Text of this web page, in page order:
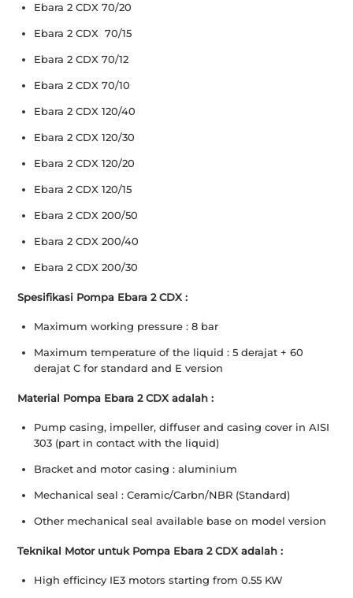
Ebara 2 CDX 70/20
Ebara 2 CDX 70/15
Ebara 2 CDX 70/12
Ebara 2 CDX 70/10
Ebara 2 CDX 120/40
Ebara 2 CDX 120/30
Ebara 2 CDX 120/20
Ebara 2 CDX 120/15
Ebara 2 CDX 200/50
Ebara 2 CDX 200/40
Ebara 2 CDX 200/30
Spesifikasi Pompa Ebara 2 CDX :
Maximum working pressure : 8 bar
Maximum temperature of the liquid : 5 derajat + 60
derajat C for standard and E version
Material Pompa Ebara 2 CDX adalah :
Pump casing, impeller, diffuser and casing cover in AISI
303 (part in contact with the liquid)
Bracket and motor casing : aluminium
Mechanical seal : Ceramic/Carbn/NBR (Standard)
Other mechanical seal available base on model version
Teknikal Motor untuk Pompa Ebara 2 CDX adalah :
High efficincy IE3 motors starting from 0.55 KW